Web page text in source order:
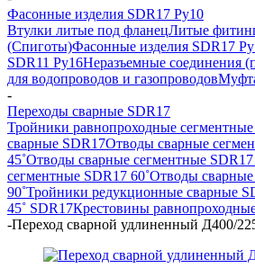
Фасонные изделия SDR17 Ру10
Втулки литые под фланецЛитые
(Спиготы)Фасонные изделия SDR17
SDR11 Ру16Неразъемные соединения
для водопроводов и газопроводов
-
Переходы сварные SDR17
Тройники равнопроходные
сварные SDR17Отводы сварные
45˚Отводы сварные сегментные SDR17
сегментные SDR17 60˚Отводы
90˚Тройники редукционные сварные
45˚ SDR17Крестовины
-Переход сварной удлиненный Д400/